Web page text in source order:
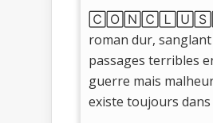
roman dur,
passages terribles
guerre mais
existe toujours dans